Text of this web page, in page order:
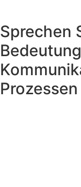
Sprechen
Prozessen